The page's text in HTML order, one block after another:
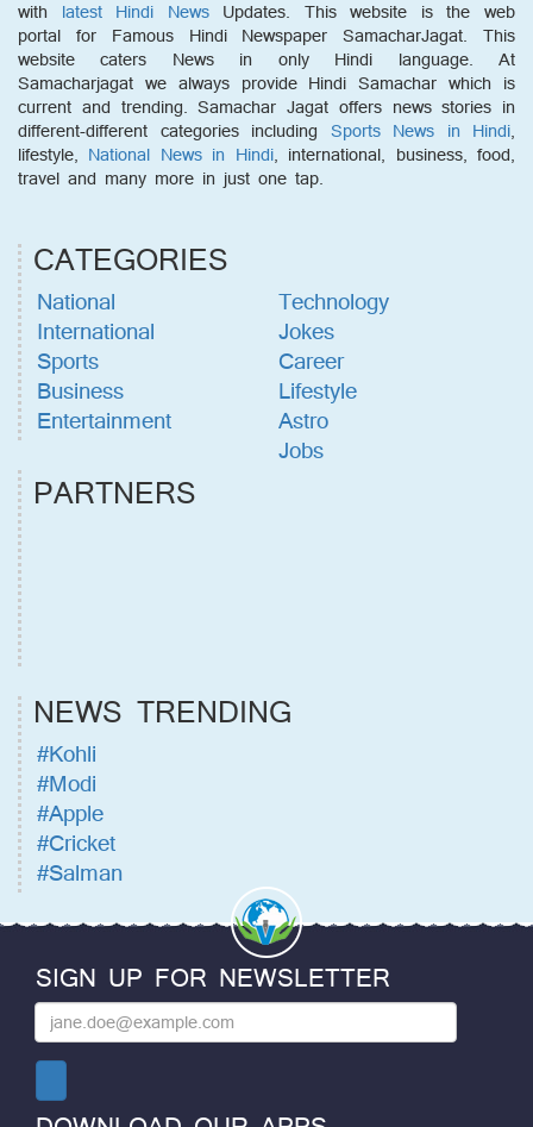
with latest Hindi NewsUpdates. This website is the web
portal for Famous Hindi Newspaper SamacharJagat. This
website caters News in only Hindi language. At
Samacharjagat we always provide Hindi Samachar which is
current and trending. Samachar Jagat offers news stories in
different-different categories including Sports News in Hindi,
lifestyle, National News in Hindi, international, business, food,
travel and many more in just one tap.
CATEGORIES
National
International
Sports
Business
Entertainment
Technology
Jokes
Career
Lifestyle
Astro
Jobs
PARTNERS
NEWS TRENDING
#Kohli
#Modi
#Apple
#Cricket
#Salman
SIGN UP FOR NEWSLETTER